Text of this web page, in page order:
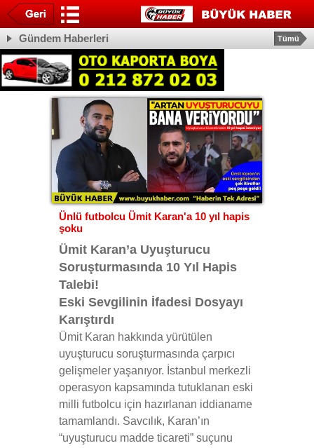
Gündem Haberleri Tümü
Ünlü futbolcu Ümit Karan'a 10 yıl hapis
şoku
Ümit Karan’a Uyuşturucu
Soruşturmasında 10 Yıl Hapis
Talebi!
Eski Sevgilinin İfadesi Dosyayı
Karıştırdı
Ümit Karan hakkında yürütülen
uyuşturucu soruşturmasında çarpıcı
gelişmeler yaşanıyor. İstanbul merkezli
operasyon kapsamında tutuklanan eski
milli futbolcu için hazırlanan iddianame
tamamlandı. Savcılık, Karan’ın
“uyuşturucu madde ticareti” suçunu